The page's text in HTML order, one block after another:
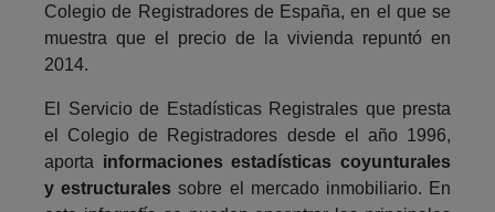
Colegio de Registradores de España, en el que se
muestra que el precio de la vivienda repuntó en
2014.
El Servicio de Estadísticas Registrales que presta
el Colegio de Registradores desde el año 1996,
aporta informaciones estadísticas coyunturales
y estructuralessobre el mercado inmobiliario. En